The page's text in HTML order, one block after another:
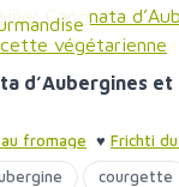
d’Aubergines
fromage ♥ Frichti
courgette